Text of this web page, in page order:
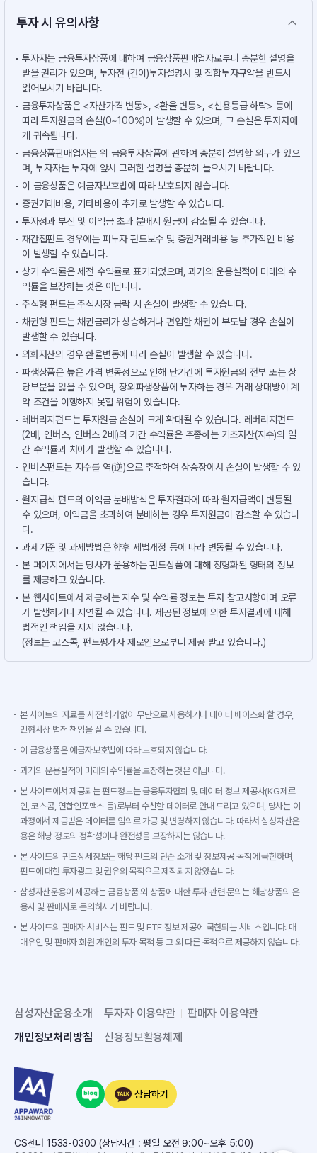
투자 시 유의사항
투자자는 금융투자상품에 대하여 금융상품판매업자로부터 충분한 설명을
받을 권리가 있으며, 투자전 (간이)투자설명서 및 집합투자규약을 반드시
읽어보시기 바랍니다.
금융투자상품은 <자산가격 변동>, <환율 변동>, <신용등급 하락> 등에
따라 투자원금의 손실(0~100%)이 발생할 수 있으며, 그 손실은 투자자에
게 귀속됩니다.
금융상품판매업자는 위 금융투자상품에 관하여 충분히 설명할 의무가 있으
며, 투자자는 투자에 앞서 그러한 설명을 충분히 들으시기 바랍니다.
이 금융상품은 예금자보호법에 따라 보호되지 않습니다.
증권거래비용, 기타비용이 추가로 발생할 수 있습니다.
투자성과 부진 및 이익금 초과 분배시 원금이 감소될 수 있습니다.
재간접펀드 경우에는 피투자 펀드보수 및 증권거래비용 등 추가적인 비용
이 발생할 수 있습니다.
상기 수익률은 세전 수익률로 표기되었으며, 과거의 운용실적이 미래의 수
익률을 보장하는 것은 아닙니다.
주식형 펀드는 주식시장 급락 시 손실이 발생할 수 있습니다.
채권형 펀드는 채권금리가 상승하거나 편입한 채권이 부도날 경우 손실이
발생할 수 있습니다.
외화자산의 경우 환율변동에 따라 손실이 발생할 수 있습니다.
파생상품은 높은 가격 변동성으로 인해 단기간에 투자원금의 전부 또는 상
당부분을 잃을 수 있으며, 장외파생상품에 투자하는 경우 거래 상대방이 계
약 조건을 이행하지 못할 위험이 있습니다.
레버리지펀드는 투자원금 손실이 크게 확대될 수 있습니다. 레버리지펀드
(2배, 인버스, 인버스 2배)의 기간 수익률은 추종하는 기초자산(지수)의 일
간 수익률과 차이가 발생할 수 있습니다.
인버스펀드는 지수를 역(逆)으로 추적하여 상승장에서 손실이 발생할 수 있
습니다.
월지급식 펀드의 이익금 분배방식은 투자결과에 따라 월지급액이 변동될
수 있으며, 이익금을 초과하여 분배하는 경우 투자원금이 감소할 수 있습니
다.
과세기준 및 과세방법은 향후 세법개정 등에 따라 변동될 수 있습니다.
본 페이지에서는 당사가 운용하는 펀드상품에 대해 정형화된 형태의 정보
를 제공하고 있습니다.
본 웹사이트에서 제공하는 지수 및 수익률 정보는 투자 참고사항이며 오류
가 발생하거나 지연될 수 있습니다. 제공된 정보에 의한 투자결과에 대해
법적인 책임을 지지 않습니다.
(정보는 코스콤, 펀드평가사 제로인으로부터 제공 받고 있습니다.)
본 사이트의 자료를 사전 허가없이 무단으로 사용하거나 데이터 베이스화 할 경우,
민형사상 법적 책임을 질 수 있습니다.
이 금융상품은 예금자보호법에 따라 보호되지 않습니다.
과거의 운용실적이 미래의 수익률을 보장하는 것은 아닙니다.
본 사이트에서 제공되는 펀드정보는 금융투자협회 및 데이터 정보 제공사(KG제로
인, 코스콤, 연합인포맥스 등)로부터 수신한 데이터로 안내 드리고 있으며, 당사는 이
과정에서 제공받은 데이터를 임의로 가공 및 변경하지 않습니다. 따라서 삼성자산운
용은 해당 정보의 정확성이나 완전성을 보장하지는 않습니다.
본 사이트의 펀드상세정보는 해당 펀드의 단순 소개 및 정보제공 목적에 국한하며,
펀드에 대한 투자광고 및 권유의 목적으로 제작되지 않았습니다.
삼성자산운용이 제공하는 금융상품 외 상품에 대한 투자 관련 문의는 해당상품의 운
용사 및 판매사로 문의하시기 바랍니다.
본 사이트의 판매자 서비스는 펀드 및 ETF 정보 제공에 국한되는 서비스입니다. 매
매유인 및 판매자 회원 개인의 투자 목적 등 그 외 다른 목적으로 제공하지 않습니다.
삼성자산운용소개 투자자 이용약관
판매자 이용약관
개인정보처리방침
신용정보활용체제
상담하기
CS센터 1533-0300 (상담시간 : 평일 오전 9:00~오후 5:00)